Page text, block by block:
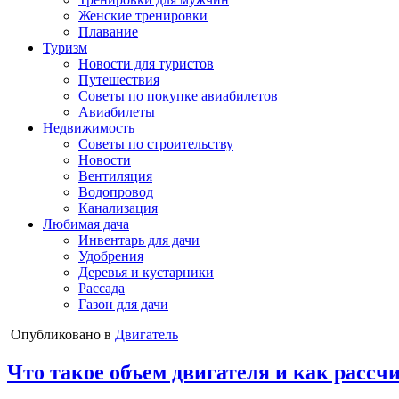
Женские тренировки
Плавание
Туризм
Новости для туристов
Путешествия
Советы по покупке авиабилетов
Авиабилеты
Недвижимость
Советы по строительству
Новости
Вентиляция
Водопровод
Канализация
Любимая дача
Инвентарь для дачи
Удобрения
Деревья и кустарники
Рассада
Газон для дачи
Опубликовано в Двигатель
Что такое объем двигателя и как